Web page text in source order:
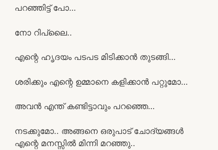
പറഞ്ഞിട്ട് പോ…
നോ റിപ്ലൈ..
എന്റെ ഹൃദയം പടപട മിടിക്കാൻ തുടങ്ങി…
ശരിക്കും എന്റെ ഉമ്മാനെ കളിക്കാൻ പറ്റുമോ…
അവൻ എന്ത് കണ്ടിട്ടാവും പറഞ്ഞെ…
നടക്കുമോ.. അങ്ങനെ ഒരുപാട് ചോദ്യങ്ങൾ
എന്റെ മനസ്സിൽ മിന്നി മറഞ്ഞു..